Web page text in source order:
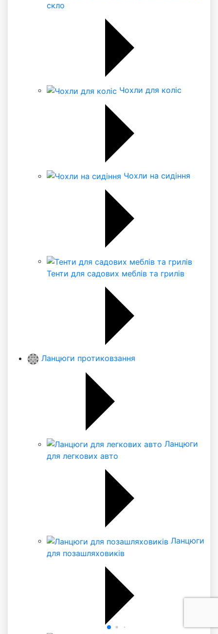
скло
Чохли для коліс
Чохли на сидіння
Тенти для садових меблів та грилів
Ланцюги протиковзання
Ланцюги
для легкових авто
Ланцюги
для позашляховиків